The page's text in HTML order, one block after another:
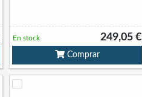
249,05 €
En stock
Comprar